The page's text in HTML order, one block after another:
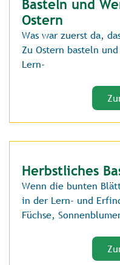
Basteln und
Ostern
Was war zuerst da,
Zu Ostern basteln
Lern-
Herbstliches
Wenn die bunten
in der Lern- und
Füchse,